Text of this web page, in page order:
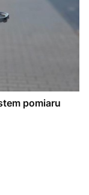
pomiaru